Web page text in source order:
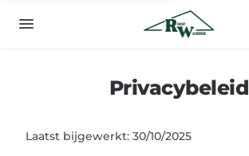
Privacybeleid
Laatst bijgewerkt: 30/10/2025